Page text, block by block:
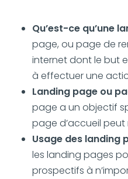
Qu’est-ce qu’une
page, ou page de
internet dont le but
à effectuer une
Landing page ou
page a un objectif
page d’accueil peut
Usage des landing
les landing pages
prospectifs à